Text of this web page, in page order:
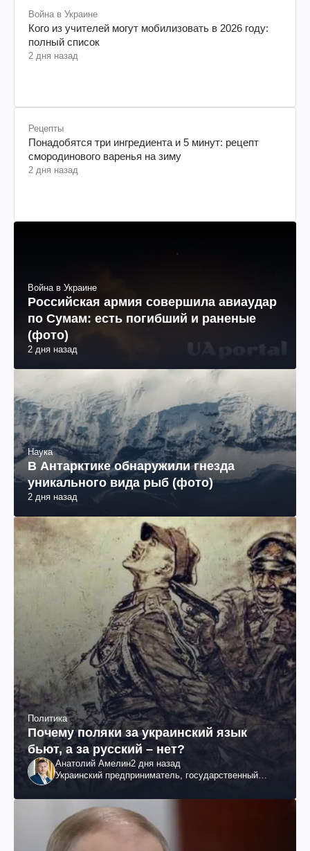
Война в Украине
Кого из учителей могут мобилизовать в 2026 году:
полный список
2 дня назад
Рецепты
Понадобятся три ингредиента и 5 минут: рецепт
смородинового варенья на зиму
2 дня назад
Война в Украине
Российская армия совершила авиаудар
по Сумам: есть погибший и раненые
(фото)
2 дня назад
Наука
В Антарктике обнаружили гнезда
уникального вида рыб (фото)
2 дня назад
Политика
Почему поляки за украинский язык
бьют, а за русский – нет?
Анатолий Амелин2 дня назад
Украинский предприниматель, государственный